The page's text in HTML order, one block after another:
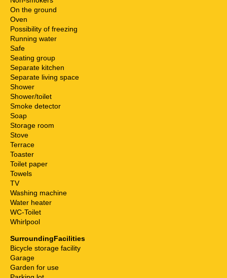
On the ground
Oven
Possibility of freezing
Running water
Safe
Seating group
Separate kitchen
Separate living space
Shower
Shower/toilet
Smoke detector
Soap
Storage room
Stove
Terrace
Toaster
Toilet paper
Towels
TV
Washing machine
Water heater
WC-Toilet
Whirlpool
SurroundingFacilities
Bicycle storage facility
Garage
Garden for use